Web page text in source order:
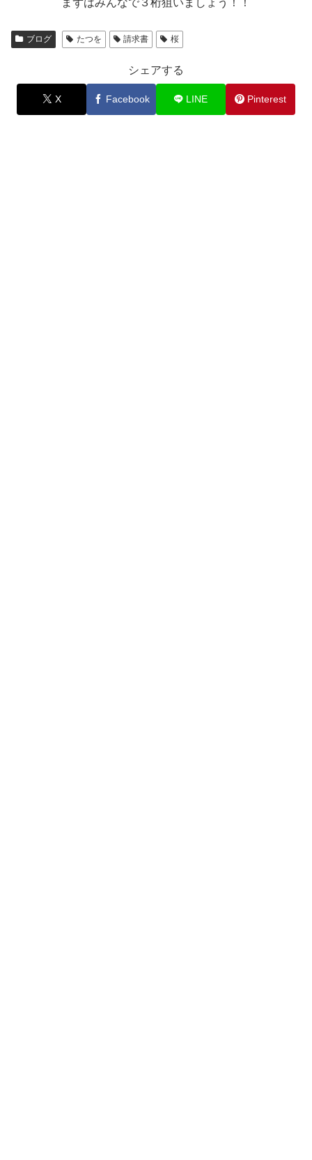
まずはみんなで３桁狙いましょう！！
ブログ たつを 請求書 桜
シェアする
X Facebook LINE Pinterest